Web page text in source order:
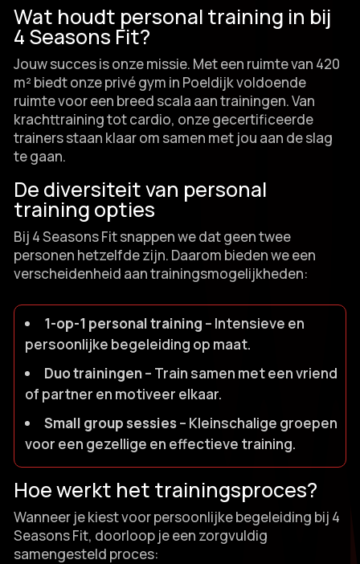
Wat houdt personal training in bij
4 Seasons Fit?
Jouw succes is onze missie.​ Met een ruimte van 420
m² biedt onze privé gym in Poeldijk voldoende
ruimte voor een breed scala aan trainingen.​ Van
krachttraining tot cardio, onze gecertificeerde
trainers staan klaar om samen met jou aan de slag
te gaan.​
De diversiteit van personal
training opties
Bij 4 Seasons Fit snappen we dat geen twee
personen hetzelfde zijn.​ Daarom bieden we een
verscheidenheid aan trainingsmogelijkheden:
1-op-1 personal training – Intensieve en
persoonlijke begeleiding op maat.​
Duo trainingen– Train samen met een vriend
of partner en motiveer elkaar.​
Small group sessies – Kleinschalige groepen
voor een gezellige en effectieve training.​
Hoe werkt het trainingsproces?
Wanneer je kiest voor persoonlijke begeleiding bij 4
Seasons Fit, doorloop je een zorgvuldig
samengesteld proces: